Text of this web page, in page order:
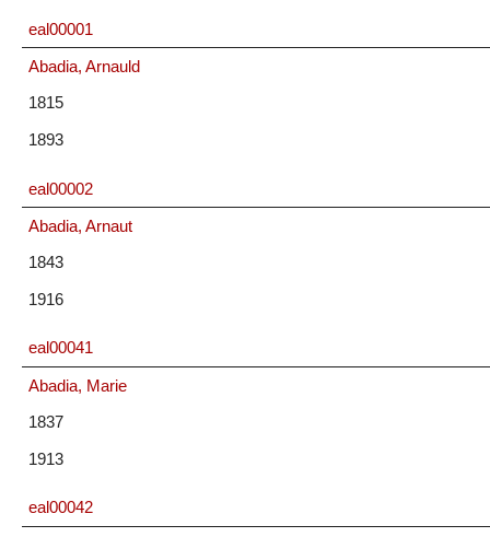
eal00001
Abadia, Arnauld
1815
1893
eal00002
Abadia, Arnaut
1843
1916
eal00041
Abadia, Marie
1837
1913
eal00042